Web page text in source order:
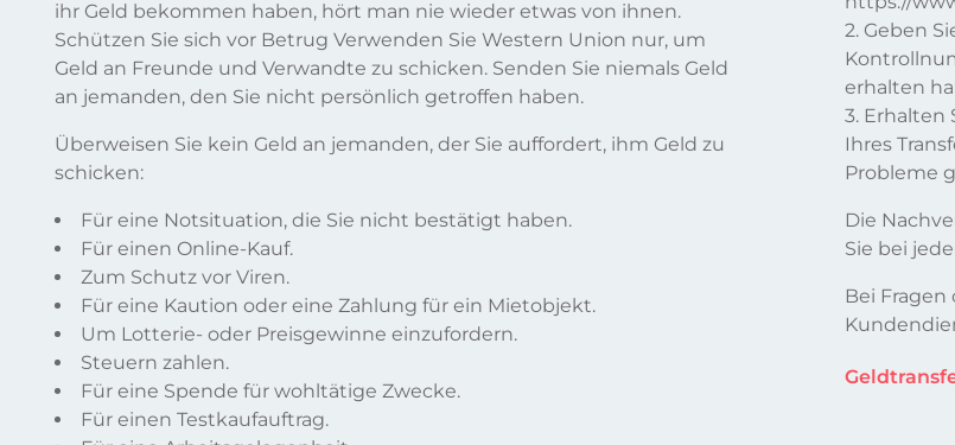
ihr Geld bekommen haben, hört man nie wieder etwas von ihnen.
Schützen Sie sich vor Betrug Verwenden Sie Western Union nur, um
Geld an Freunde und Verwandte zu schicken. Senden Sie niemals Geld
an jemanden, den Sie nicht persönlich getroffen haben.
Überweisen Sie kein Geld an jemanden, der Sie auffordert, ihm Geld zu
schicken:
Für eine Notsituation, die Sie nicht bestätigt haben.
Für einen Online-Kauf.
Zum Schutz vor Viren.
Für eine Kaution oder eine Zahlung für ein Mietobjekt.
Um Lotterie- oder Preisgewinne einzufordern.
Steuern zahlen.
Für eine Spende für wohltätige Zwecke.
Für einen Testkaufauftrag.
2. Geben
erhalten
3. Erhalten
Ihres
Probleme
Die
Sie bei
Bei